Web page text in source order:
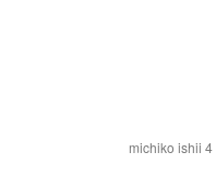
michiko ishii 4